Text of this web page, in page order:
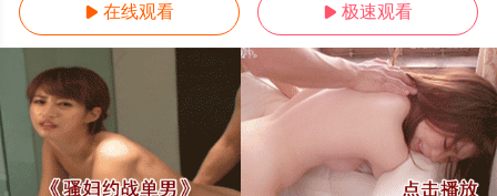
 在线观看  极速观看